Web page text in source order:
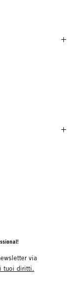
via
tuoi diritti.